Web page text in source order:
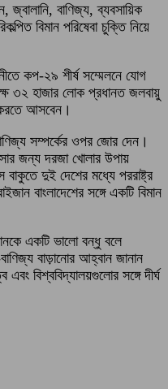
বাণিজ্য, ব্যবসায়িক
বিমান পরিষেবা চুক্তি নিয়ে
কপ-২৯ শীর্ষ সম্মেলনে যোগ
৩২ হাজার লোক প্রধানত জলবায়ু
আসবেন।
সম্পর্কের ওপর জোর দেন।
জন্য দরজা খোলার উপায়
দুই দেশের মধ্যে পররাষ্ট্র
বাংলাদেশের সঙ্গে একটি বিমান
একটি ভালো বন্ধু বলে
বাড়ানোর আহ্বান জানান
বিশ্ববিদ্যালয়গুলোর সঙ্গে দীর্ঘ